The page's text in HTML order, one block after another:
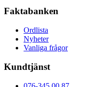
Faktabanken
Ordlista
Nyheter
Vanliga frågor
Kundtjänst